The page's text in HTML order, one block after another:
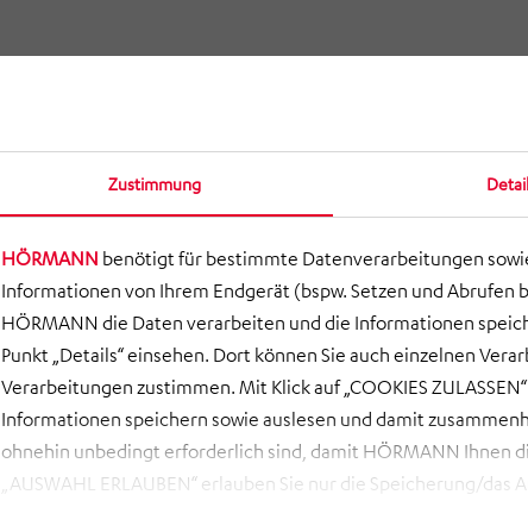
Zustimmung
HÖRMANN benötigt für bestimmte Datenverarbeitungen
Informationen von Ihrem Endgerät (bspw. Setzen und
HÖRMANN die Daten verarbeiten und die Informationen
Punkt „Details“ einsehen. Dort können Sie auch einzelnen
Verarbeitungen zustimmen. Mit Klick auf „COOKIES
Informationen speichern sowie auslesen und damit
ohnehin unbedingt erforderlich sind, damit HÖRMANN Ihnen
„AUSWAHL ERLAUBEN“ erlauben Sie nur die Speicherung/